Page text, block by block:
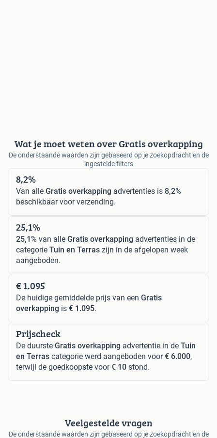
Wat je moet weten over Gratis overkapping
De onderstaande waarden zijn gebaseerd op je zoekopdracht en de
ingestelde filters
8,2%
Van alle Gratis overkapping advertenties is 8,2%
beschikbaar voor verzending.
25,1%
25,1% van alle Gratis overkapping advertenties in de
categorie Tuin en Terras zijn in de afgelopen week
aangeboden.
€ 1.095
De huidige gemiddelde prijs van een Gratis
overkapping is € 1.095.
Prijscheck
De duurste Gratis overkapping advertentie in de Tuin
en Terras categorie werd aangeboden voor€ 6.000,
terwijl de goedkoopste voor€ 10 stond.
Veelgestelde vragen
De onderstaande waarden zijn gebaseerd op je zoekopdracht en de